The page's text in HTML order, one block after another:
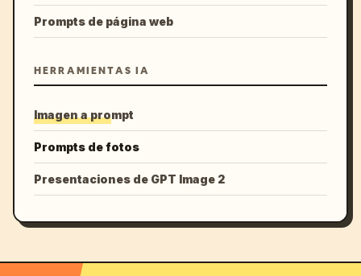
Prompts de página web
HERRAMIENTAS IA
Imagen a prompt
Prompts de fotos
Presentaciones de GPT Image 2